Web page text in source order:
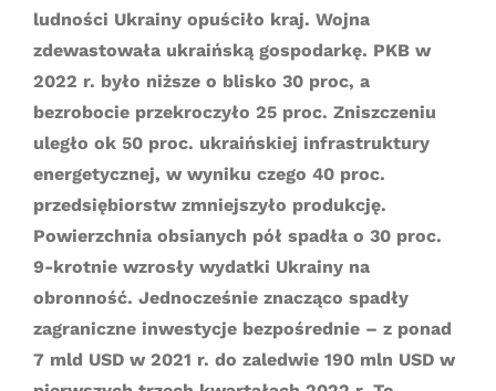
ludności Ukrainy opuściło kraj. Wojna
zdewastowała ukraińską gospodarkę. PKB w
2022 r. było niższe o blisko 30 proc, a
bezrobocie przekroczyło 25 proc. Zniszczeniu
uległo ok 50 proc. ukraińskiej infrastruktury
energetycznej, w wyniku czego 40 proc.
przedsiębiorstw zmniejszyło produkcję.
Powierzchnia obsianych pół spadła o 30 proc.
9-krotnie wzrosły wydatki Ukrainy na
obronność. Jednocześnie znacząco spadły
zagraniczne inwestycje bezpośrednie – z ponad
7 mld USD w 2021 r. do zaledwie 190 mln USD w